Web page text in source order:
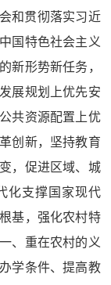
和贯彻落实习近
国特色社会主义
新形势新任务，
展规划上优先安
共资源配置上优
创新，坚持教育
，促进区域、城
化支撑国家现代
基，强化农村特
、重在农村的义
学条件、提高教